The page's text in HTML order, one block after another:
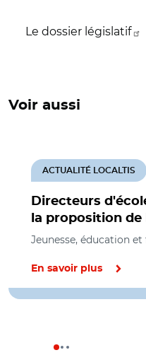
Le dossier législatif
Voir aussi
Directeurs
la proposition de
ACTUALITÉ LOCALTIS
Jeunesse, éducation
En savoir plus